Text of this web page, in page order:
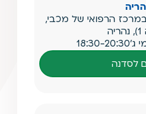
אחד העם 8, (במרכז הרפואי של מכבי,
ג'18:30-20:30
לסדנה